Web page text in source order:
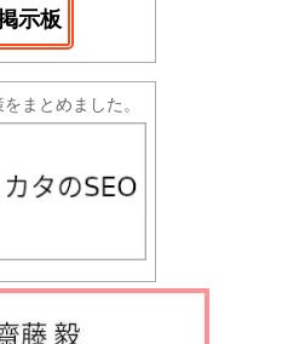
示板
まとめました。